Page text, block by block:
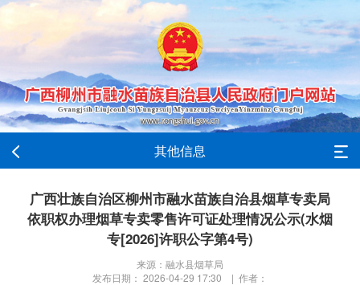
其他信息
广西壮族自治区柳州市融水苗族自治县烟草专卖局
依职权办理烟草专卖零售许可证处理情况公示(水烟
专[2026]许职公字第4号)
来源：融水县烟草局
发布日期： 2026-04-29 17:30 | 作者：